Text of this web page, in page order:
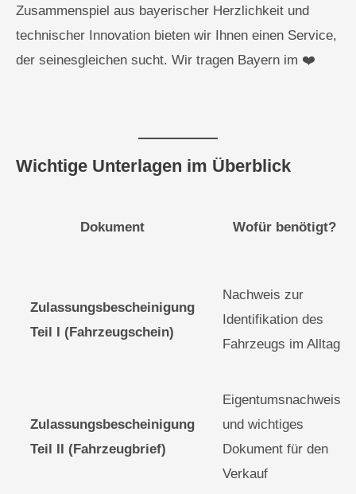
Zusammenspiel aus bayerischer Herzlichkeit und
technischer Innovation bieten wir Ihnen einen Service,
der seinesgleichen sucht. Wir tragen Bayern im ❤️
Wichtige Unterlagen im Überblick
Dokument Wofür benötigt?
Zulassungsbescheinigung
Teil I (Fahrzeugschein)
Nachweis zur
Identifikation des
Fahrzeugs im Alltag
Zulassungsbescheinigung
Teil II (Fahrzeugbrief)
Eigentumsnachweis
und wichtiges
Dokument für den
Verkauf